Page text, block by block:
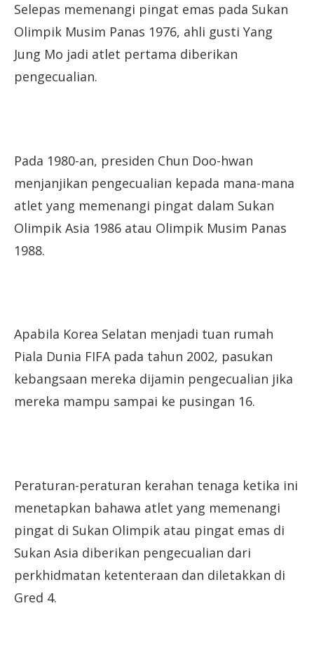
Selepas memenangi pingat emas pada Sukan
Olimpik Musim Panas 1976, ahli gusti Yang
Jung Mo jadi atlet pertama diberikan
pengecualian.
Pada 1980-an, presiden Chun Doo-hwan
menjanjikan pengecualian kepada mana-mana
atlet yang memenangi pingat dalam Sukan
Olimpik Asia 1986 atau Olimpik Musim Panas
1988.
Apabila Korea Selatan menjadi tuan rumah
Piala Dunia FIFA pada tahun 2002, pasukan
kebangsaan mereka dijamin pengecualian jika
mereka mampu sampai ke pusingan 16.
Peraturan-peraturan kerahan tenaga ketika ini
menetapkan bahawa atlet yang memenangi
pingat di Sukan Olimpik atau pingat emas di
Sukan Asia diberikan pengecualian dari
perkhidmatan ketenteraan dan diletakkan di
Gred 4.